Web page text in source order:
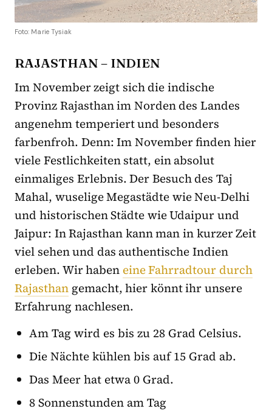
Foto: Marie Tysiak
RAJASTHAN – INDIEN
Im November zeigt sich die indische
Provinz Rajasthan im Norden des Landes
angenehm temperiert und besonders
farbenfroh. Denn: Im November finden hier
viele Festlichkeiten statt, ein absolut
einmaliges Erlebnis. Der Besuch des Taj
Mahal, wuselige Megastädte wie Neu-Delhi
und historischen Städte wie Udaipur und
Jaipur: In Rajasthan kann man in kurzer Zeit
viel sehen und das authentische Indien
erleben. Wir haben eine Fahrradtour durch
Rajasthan gemacht, hier könnt ihr unsere
Erfahrung nachlesen.
Am Tag wird es bis zu 28 Grad Celsius.
Die Nächte kühlen bis auf 15 Grad ab.
Das Meer hat etwa 0 Grad.
8 Sonnenstunden am Tag